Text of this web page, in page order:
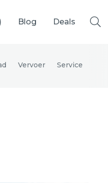
Blog Deals
Vervoer Service